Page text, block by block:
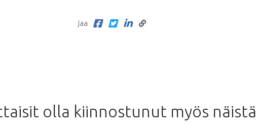
Jaa
olla kiinnostunut myös näistä